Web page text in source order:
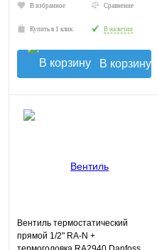
В избранное Сравнение
Купить в 1 клик В наличии
В корзину
Вентиль термостатический
прямой 1/2" RA-N +